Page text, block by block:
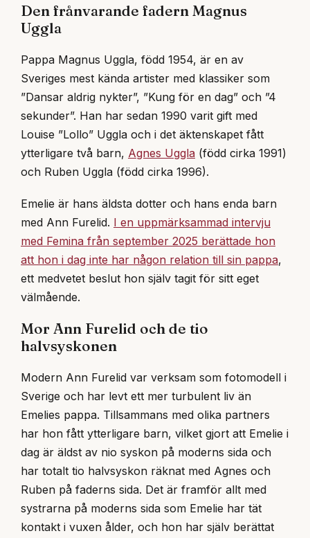
Den frånvarande fadern Magnus
Uggla
Pappa Magnus Uggla, född 1954, är en av
Sveriges mest kända artister med klassiker som
”Dansar aldrig nykter”, ”Kung för en dag” och ”4
sekunder”. Han har sedan 1990 varit gift med
Louise ”Lollo” Uggla och i det äktenskapet fått
ytterligare två barn, Agnes Uggla (född cirka 1991)
och Ruben Uggla (född cirka 1996).
Emelie är hans äldsta dotter och hans enda barn
med Ann Furelid. I en uppmärksammad intervju
med Femina från september 2025 berättade hon
att hon i dag inte har någon relation till sin pappa,
ett medvetet beslut hon själv tagit för sitt eget
välmående.
Mor Ann Furelid och de tio
halvsyskonen
Modern Ann Furelid var verksam som fotomodell i
Sverige och har levt ett mer turbulent liv än
Emelies pappa. Tillsammans med olika partners
har hon fått ytterligare barn, vilket gjort att Emelie i
dag är äldst av nio syskon på moderns sida och
har totalt tio halvsyskon räknat med Agnes och
Ruben på faderns sida. Det är framför allt med
systrarna på moderns sida som Emelie har tät
kontakt i vuxen ålder, och hon har själv berättat